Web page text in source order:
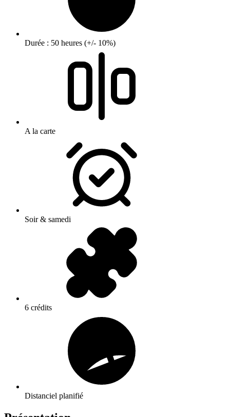
Durée : 50 heures (+/- 10%)
A la carte
Soir & samedi
6 crédits
Distanciel planifié